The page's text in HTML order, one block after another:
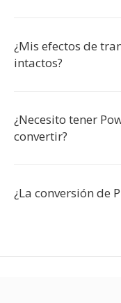
¿Mis efectos de
intactos?
¿Necesito tener
convertir?
¿La conversión de